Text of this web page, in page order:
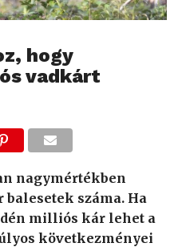
hogy
vadkárt
nagymértékben
száma. Ha
milliós kár lehet a
következményei